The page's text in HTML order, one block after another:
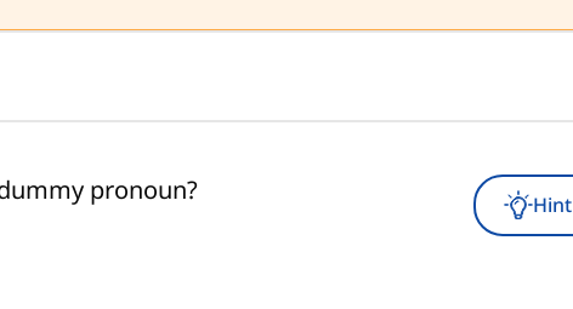
pronoun? Hint